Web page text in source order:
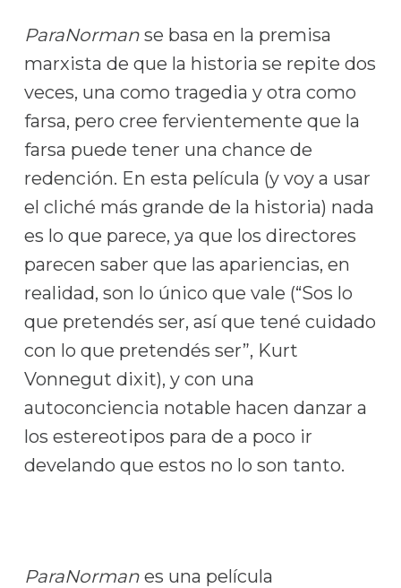
ParaNormanse basa en la premisa
marxista de que la historia se repite dos
veces, una como tragedia y otra como
farsa, pero cree fervientemente que la
farsa puede tener una chance de
redención. En esta película (y voy a usar
el cliché más grande de la historia) nada
es lo que parece, ya que los directores
parecen saber que las apariencias, en
realidad, son lo único que vale (“Sos lo
que pretendés ser, así que tené cuidado
con lo que pretendés ser”, Kurt
Vonnegut dixit), y con una
autoconciencia notable hacen danzar a
los estereotipos para de a poco ir
develando que estos no lo son tanto.
ParaNormanes una película